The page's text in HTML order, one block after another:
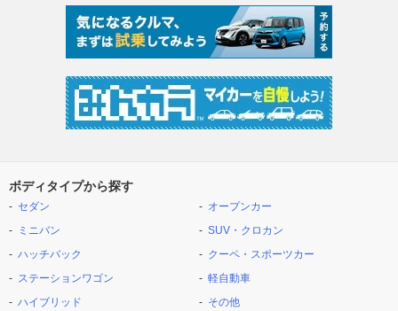
ボディタイプから探す
セダン
ミニバン
ハッチバック
ステーションワゴン
ハイブリッド
オープンカー
SUV・クロカン
クーペ・スポーツカー
軽自動車
その他